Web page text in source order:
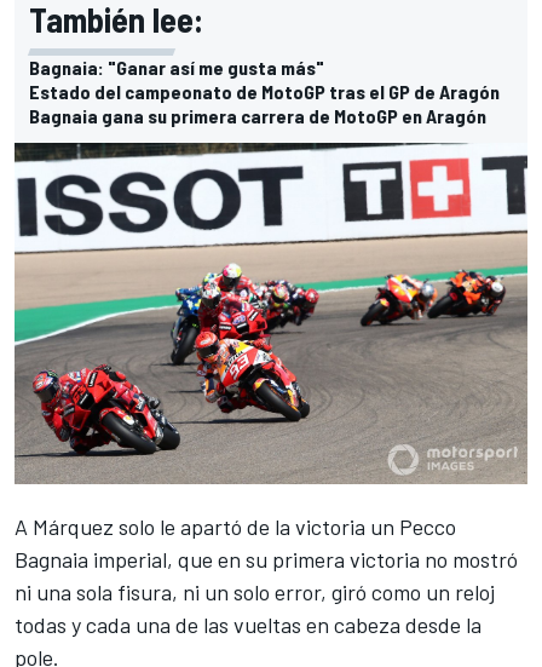
También lee:
Bagnaia: "Ganar así me gusta más"
Estado del campeonato de MotoGP tras el GP de Aragón
Bagnaia gana su primera carrera de MotoGP en Aragón
A Márquez solo le apartó de la victoria un Pecco
Bagnaia imperial, que en su primera victoria no mostró
ni una sola fisura, ni un solo error, giró como un reloj
todas y cada una de las vueltas en cabeza desde la
pole.